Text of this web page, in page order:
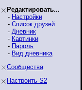
Редактировать...
- Настройки
- Список друзей
- Дневник
- Картинки
- Пароль
- Вид дневника
Сообщества
Настроить S2